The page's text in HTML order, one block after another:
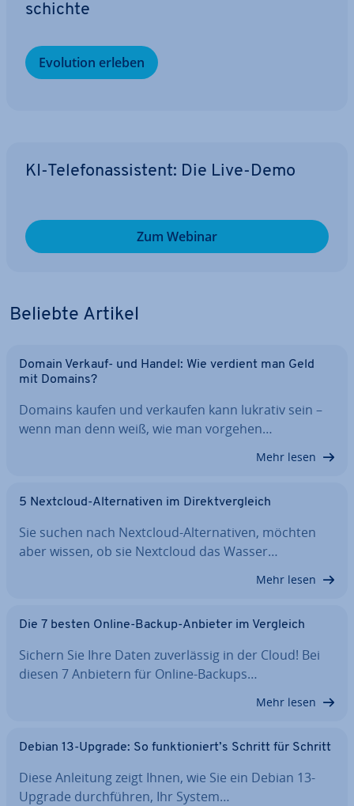
schich­te
Evolution erleben
KI-Te­le­fon­as­sis­tent: Die Live-Demo
Zum Webinar
Beliebte Artikel
Domain Verkauf- und Handel: Wie verdient man Geld
mit Domains?
Domains kaufen und verkaufen kann lukrativ sein –
wenn man denn weiß, wie man vorgehen…
Mehr lesen
5 Nextcloud-Al­ter­na­ti­ven im Di­rekt­ver­gleich
Sie suchen nach Nextcloud-Al­ter­na­ti­ven, möchten
aber wissen, ob sie Nextcloud das Wasser…
Mehr lesen
Die 7 besten Online-Backup-Anbieter im Vergleich
Sichern Sie Ihre Daten zu­ver­läs­sig in der Cloud! Bei
diesen 7 Anbietern für Online-Backups…
Mehr lesen
Debian 13-Upgrade: So funk­tio­niert’s Schritt für Schritt
Diese Anleitung zeigt Ihnen, wie Sie ein Debian 13-
Upgrade durch­füh­ren, Ihr System…